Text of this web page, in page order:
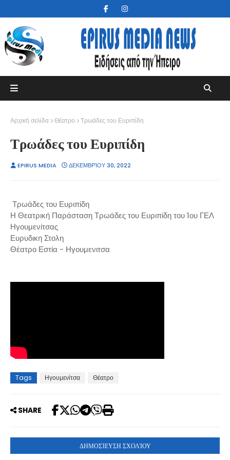
Αρχική σελίδα Θέατρο Τρωάδες του Ευριπίδη
Τρωάδες του Ευριπίδη
EPIRUS MEDIA ΔΕΚΕΜΒΡΊΟΥ 30, 2022
Τρωάδες του Ευριπίδη
Η Θεατρική Παράσταση Τρωάδες του Ευριπίδη του 1ου ΓΕΛ
Ηγουμενίτσας
Ευρυδικη Στολη
Θέατρο Εστία - Ηγουμενιτσα
Tags Ηγουμενίτσα Θέατρο
SHARE
ΔΗΜΟΣΊΕΥΣΗ ΣΧΟΛΊΟΥ